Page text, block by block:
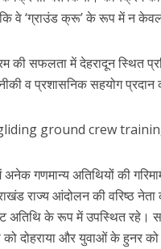
वे ‘ग्राउंड क्रू’ के रूप में न
की सफलता में देहरादून स्थित
व प्रशासनिक सहयोग
अनेक गणमान्य अतिथियों की
राज्य आंदोलन की वरिष्ठ नेता
अतिथि के रूप में उपस्थित रहे।
दोहराया और युवाओं के हुनर को